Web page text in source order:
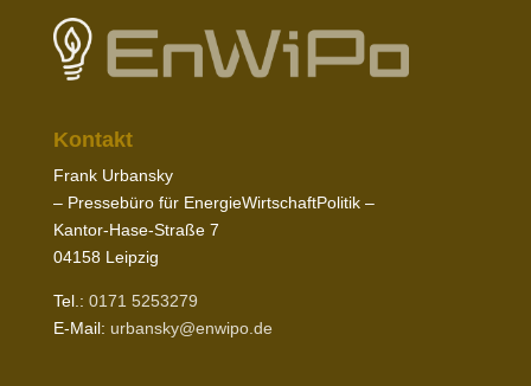
Kontakt
Frank Urbansky
– Pres­sebüro für EnergieWirtschaftPolitik –
Kantor-​Hase-​Straße 7
04158Leipzig
Tel.: 0171 5253279
E‑Mail: urbansky@​enwipo.​de